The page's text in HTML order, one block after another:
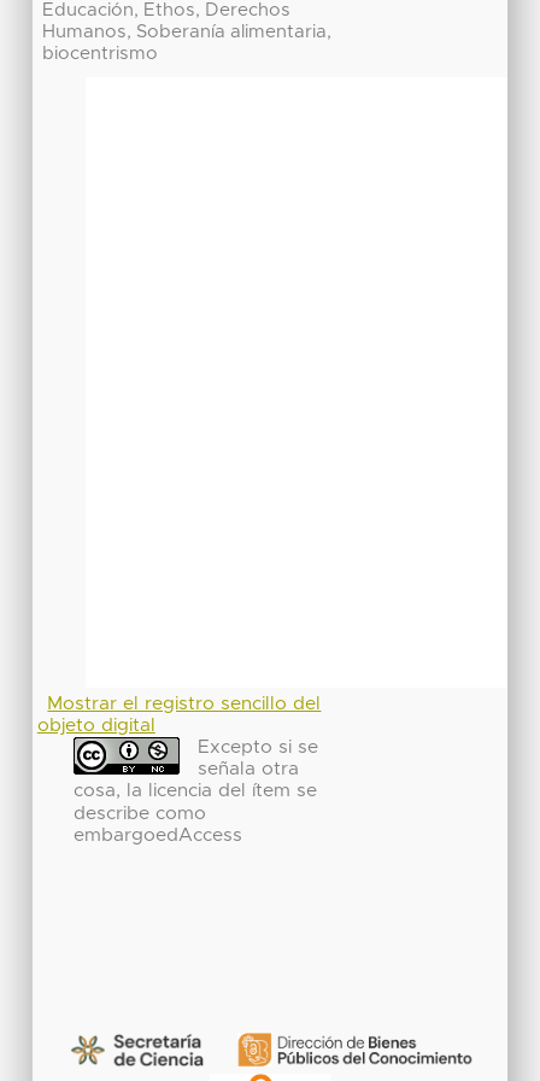
Educación, Ethos, Derechos
Humanos, Soberanía alimentaria,
biocentrismo
Mostrar el registro sencillo del
objeto digital
Excepto si se
señala otra
cosa, la licencia del ítem se
describe como
embargoedAccess